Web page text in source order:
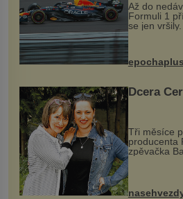
Až do
Formuli 1
se jen
na vlastní
následky
života. Dnes
Dcera
Tři měsíce
producenta
zpěvačka
dcera Petry
ozvala veřejnosti. Na
sdílela, že